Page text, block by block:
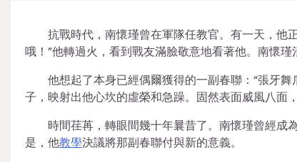
抗戰時代，南懷瑾曾在軍隊任教官。有一天，他
哦！”他轉過火，看到戰友滿臉敬意地看著他。南懷
他想起了本身已經偶爾獲得的一副春聯：“張牙
子，映射出他心坎的虛榮和急躁。固然表面威風八面
時間荏苒，轉眼間幾十年曩昔了。南懷瑾曾經成
是，他教學決議將那副春聯付與新的意義。